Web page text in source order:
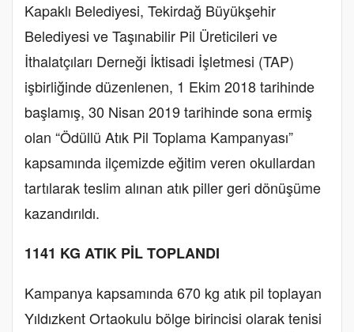
Kapaklı Belediyesi, Tekirdağ Büyükşehir
Belediyesi ve Taşınabilir Pil Üreticileri ve
İthalatçıları Derneği İktisadi İşletmesi (TAP)
işbirliğinde düzenlenen, 1 Ekim 2018 tarihinde
başlamış, 30 Nisan 2019 tarihinde sona ermiş
olan “Ödüllü Atık Pil Toplama Kampanyası”
kapsamında ilçemizde eğitim veren okullardan
tartılarak teslim alınan atık piller geri dönüşüme
kazandırıldı.
1141 KG ATIK PİL TOPLANDI
Kampanya kapsamında 670 kg atık pil toplayan
Yıldızkent Ortaokulu bölge birincisi olarak tenisi